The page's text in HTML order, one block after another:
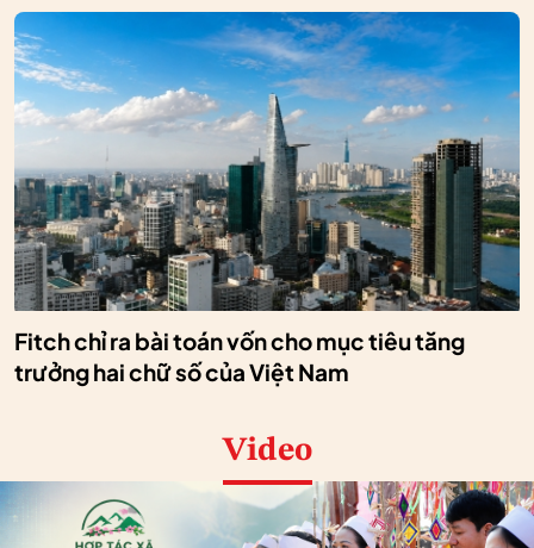
Fitch chỉ ra bài toán vốn cho mục tiêu tăng
trưởng hai chữ số của Việt Nam
Video